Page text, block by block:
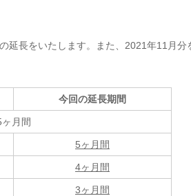
長をいたします。また、2021年11月分
今回の延長期間
ヶ月間
5ヶ月間
4ヶ月間
3ヶ月間